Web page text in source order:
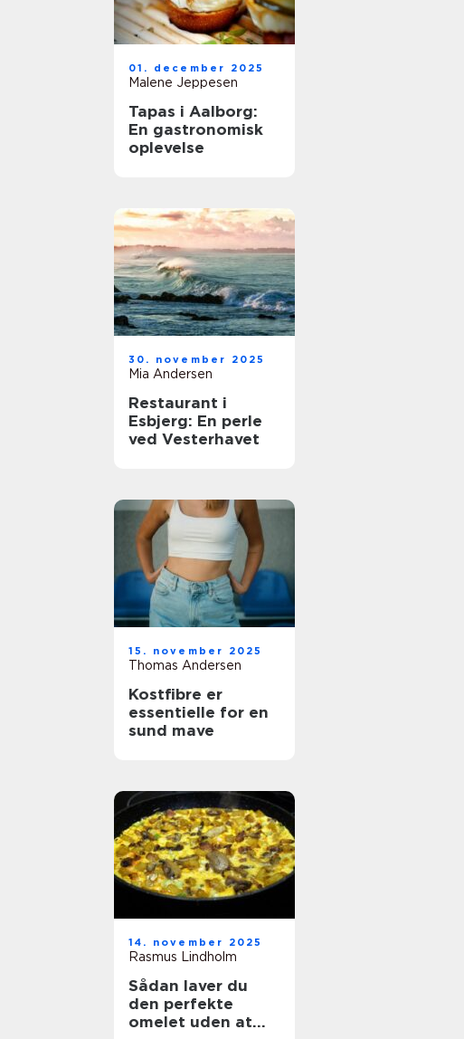
01. december 2025
Malene Jeppesen
Tapas i Aalborg:
En gastronomisk
oplevelse
30. november 2025
Mia Andersen
Restaurant i
Esbjerg: En perle
ved Vesterhavet
15. november 2025
Thomas Andersen
Kostfibre er
essentielle for en
sund mave
14. november 2025
Rasmus Lindholm
Sådan laver du
den perfekte
omelet uden at